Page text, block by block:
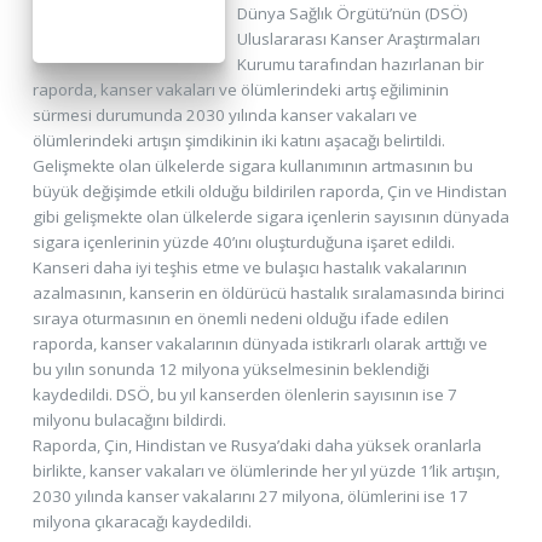
Dünya Sağlık Örgütü’nün (DSÖ)
Uluslararası Kanser Araştırmaları
Kurumu tarafından hazırlanan bir
raporda, kanser vakaları ve ölümlerindeki artış eğiliminin
sürmesi durumunda 2030 yılında kanser vakaları ve
ölümlerindeki artışın şimdikinin iki katını aşacağı belirtildi.
Gelişmekte olan ülkelerde sigara kullanımının artmasının bu
büyük değişimde etkili olduğu bildirilen raporda, Çin ve Hindistan
gibi gelişmekte olan ülkelerde sigara içenlerin sayısının dünyada
sigara içenlerinin yüzde 40’ını oluşturduğuna işaret edildi.
Kanseri daha iyi teşhis etme ve bulaşıcı hastalık vakalarının
azalmasının, kanserin en öldürücü hastalık sıralamasında birinci
sıraya oturmasının en önemli nedeni olduğu ifade edilen
raporda, kanser vakalarının dünyada istikrarlı olarak arttığı ve
bu yılın sonunda 12 milyona yükselmesinin beklendiği
kaydedildi. DSÖ, bu yıl kanserden ölenlerin sayısının ise 7
milyonu bulacağını bildirdi.
Raporda, Çin, Hindistan ve Rusya’daki daha yüksek oranlarla
birlikte, kanser vakaları ve ölümlerinde her yıl yüzde 1’lik artışın,
2030 yılında kanser vakalarını 27 milyona, ölümlerini ise 17
milyona çıkaracağı kaydedildi.